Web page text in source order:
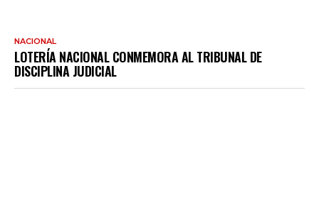
NACIONAL
LOTERÍA NACIONAL CONMEMORA AL TRIBUNAL DE
DISCIPLINA JUDICIAL